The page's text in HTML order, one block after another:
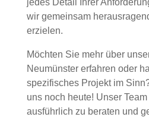
jedes Detail Ihrer
wir gemeinsam
erzielen.
Möchten Sie mehr über
Neumünster erfahren oder
spezifisches Projekt im
uns noch heute! Unser
ausführlich zu beraten und